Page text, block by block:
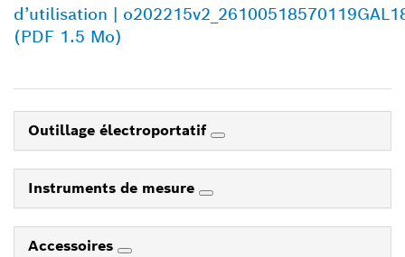
d’utilisation |
(PDF 1.5 Mo)
Outillage électroportatif
Instruments de mesure
Accessoires